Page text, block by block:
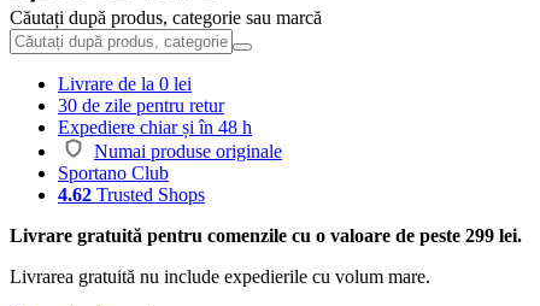
Căutați după produs, categorie sau marcă
Livrare de la 0 lei
30 de zile pentru retur
Expediere chiar și în 48 h
Numai produse originale
Sportano Club
4.62 Trusted Shops
Livrare gratuită pentru comenzile cu o valoare de peste 299 lei.
Livrarea gratuită nu include expedierile cu volum mare.